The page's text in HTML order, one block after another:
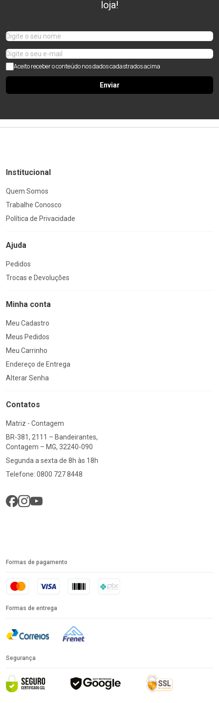
loja!
Aceito receber o conteúdo nos dados cadastrados acima
Enviar
Institucional
Quem Somos
Trabalhe Conosco
Política de Privacidade
Ajuda
Pedidos
Trocas e Devoluções
Minha conta
Meu Cadastro
Meus Pedidos
Meu Carrinho
Endereço de Entrega
Alterar Senha
Contatos
Matriz - Contagem
BR-381, 2111 – Bandeirantes,
Contagem – MG, 32240-090
Segunda a sexta de 8h às 18h
Telefone: 0800 727 8448
Formas de pagamento
Formas de entrega
Segurança